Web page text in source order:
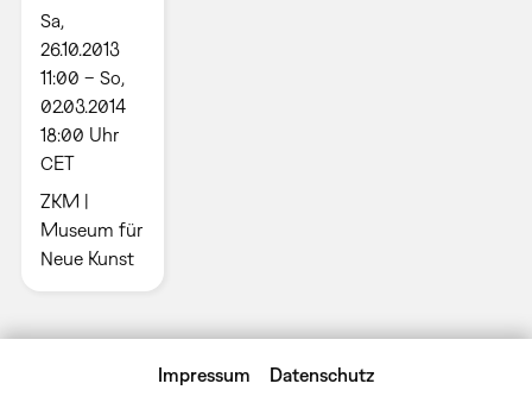
Sa,
26.10.2013
11:00 – So,
02.03.2014
18:00 Uhr
CET
ZKM |
Museum für
Neue Kunst
Impressum Datenschutz